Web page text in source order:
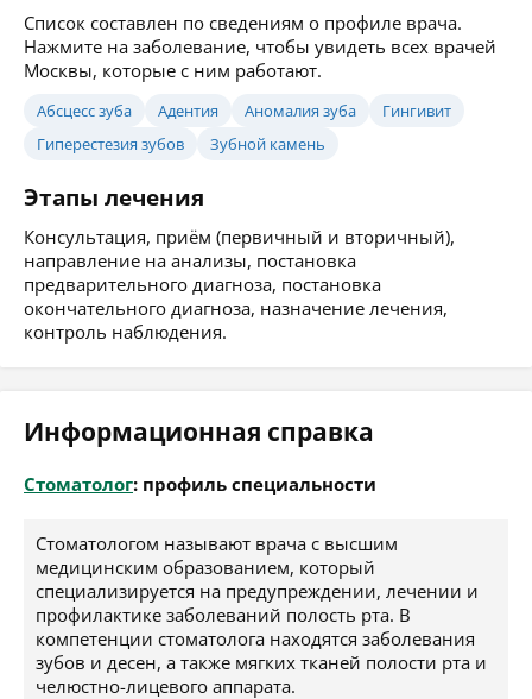
Список составлен по сведениям о профиле врача.
Нажмите на заболевание, чтобы увидеть всех врачей
Москвы, которые с ним работают.
Абсцесс зуба Адентия Аномалия зуба
Гингивит
Гиперестезия зубов
Зубной камень
Этапы лечения
Консультация, приём (первичный и вторичный),
направление на анализы, постановка
предварительного диагноза, постановка
окончательного диагноза, назначение лечения,
контроль наблюдения.
Информационная справка
Стоматолог: профиль специальности
Стоматологом называют врача с высшим
медицинским образованием, который
специализируется на предупреждении, лечении и
профилактике заболеваний полость рта. В
компетенции стоматолога находятся заболевания
зубов и десен, а также мягких тканей полости рта и
челюстно-лицевого аппарата.